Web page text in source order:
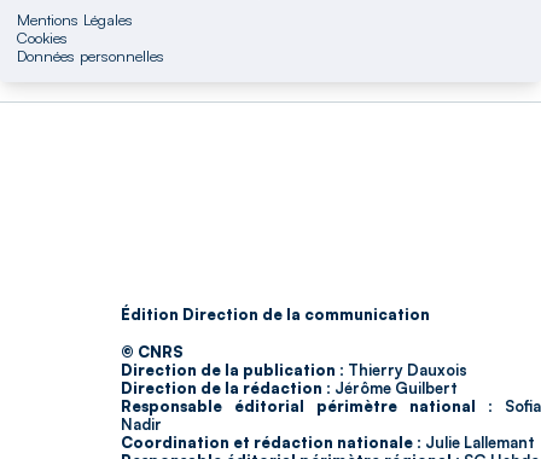
Mentions Légales
Cookies
Données personnelles
Édition Direction de la communication
© CNRS
Direction de la publication : Thierry Dauxois
Direction de la rédaction : Jérôme Guilbert
Responsable éditorial périmètre national : Sofia
Nadir
Coordination et rédaction nationale : Julie Lallemant